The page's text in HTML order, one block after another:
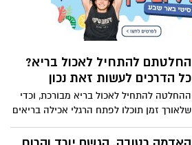
המלא - תהנו
החלטתם להתחיל לאכול בריא?
כל הדרכים לעשות זאת נכון
ההחלטה להתחיל לאכול בריא מבורכת, וכדי
שלאורך זמן תוכלו לפתח הרגלי אכילה בריאים
ולהפוך זאת לאורח חיים כדאי לאמץ כמה
עקרונות שיהפכו כל מנה למזינה יותר ויסייעו